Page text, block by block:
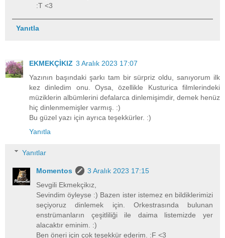
:T <3
Yanıtla
EKMEKÇİKIZ 3 Aralık 2023 17:07
Yazının başındaki şarkı tam bir sürpriz oldu, sanıyorum ilk
kez dinledim onu. Oysa, özellikle Kusturica filmlerindeki
müziklerin albümlerini defalarca dinlemişimdir, demek henüz
hiç dinlenmemişler varmış. :)
Bu güzel yazı için ayrıca teşekkürler. :)
Yanıtla
Yanıtlar
Momentos
3 Aralık 2023 17:15
Sevgili Ekmekçikız,
Sevindim öyleyse :) Bazen ister istemez en bildiklerimizi
seçiyoruz dinlemek için. Orkestrasında bulunan
enstrümanların çeşitliliği ile daima listemizde yer
alacaktır eminim. :)
Ben öneri için çok teşekkür ederim. :F <3